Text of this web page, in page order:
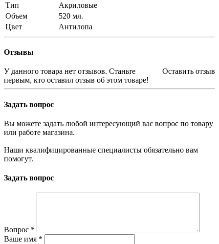
Тип
Акриловые
Объем
520 мл.
Цвет
Антилопа
Отзывы
Оставить отзыв
У данного товара нет отзывов. Станьте
первым, кто оставил отзыв об этом товаре!
Задать вопрос
Вы можете задать любой интересующий вас вопрос по товару
или работе магазина.
Наши квалифицированные специалисты обязательно вам
помогут.
Задать вопрос
Вопрос *
Ваше имя *